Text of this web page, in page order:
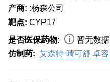
产商: :杨森公司
靶点: CYP17
是否医保药物:
暂无数据
仿制药: 艾森特 晴可舒 卓容